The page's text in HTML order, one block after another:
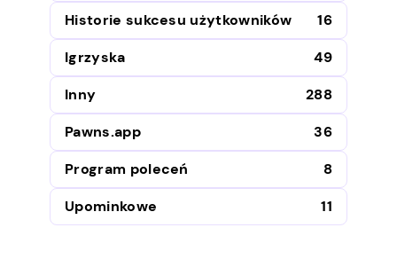
Historie sukcesu użytkowników
16
Igrzyska
49
Inny
288
Pawns.app
36
Program poleceń
8
Upominkowe
11